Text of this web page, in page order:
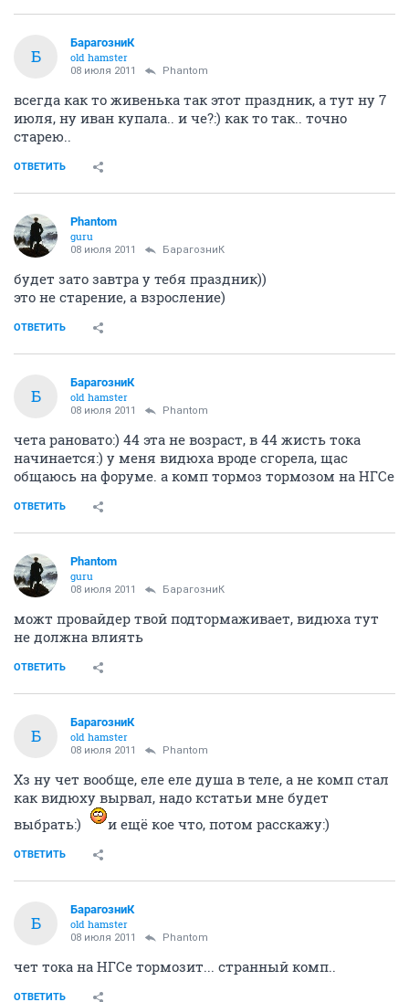
Б
БарагозниК
old hamster
08 июля 2011 Phantom
всегда как то живенька так этот праздник, а тут ну 7
июля, ну иван купала.. и че?:) как то так.. точно
старею..
ОТВЕТИТЬ
Phantom
guru
08 июля 2011 БарагозниК
будет зато завтра у тебя праздник))
это не старение, а взросление)
ОТВЕТИТЬ
Б
БарагозниК
old hamster
08 июля 2011 Phantom
чета рановато:) 44 эта не возраст, в 44 жисть тока
начинается:) у меня видюха вроде сгорела, щас
общаюсь на форуме. а комп тормоз тормозом на НГСе
ОТВЕТИТЬ
Phantom
guru
08 июля 2011 БарагозниК
можт провайдер твой подтормаживает, видюха тут
не должна влиять
ОТВЕТИТЬ
Б
БарагозниК
old hamster
08 июля 2011 Phantom
Хз ну чет вообще, еле еле душа в теле, а не комп стал
как видюху вырвал, надо кстатьи мне будет
выбрать:)
и ещё кое что, потом расскажу:)
ОТВЕТИТЬ
Б
БарагозниК
old hamster
08 июля 2011 Phantom
чет тока на НГСе тормозит... странный комп..
ОТВЕТИТЬ